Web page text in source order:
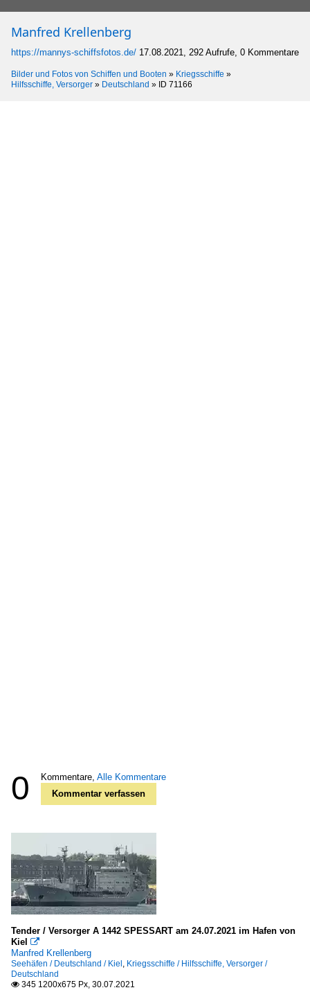
Manfred Krellenberg
https://mannys-schiffsfotos.de/ 17.08.2021, 292 Aufrufe, 0 Kommentare
Bilder und Fotos von Schiffen und Booten » Kriegsschiffe »
Hilfsschiffe, Versorger » Deutschland » ID 71166
0 Kommentare, Alle Kommentare
Kommentar verfassen
Tender / Versorger A 1442 SPESSART am 24.07.2021 im Hafen von
Kiel

Manfred Krellenberg
Seehäfen / Deutschland / Kiel, Kriegsschiffe / Hilfsschiffe, Versorger /
Deutschland
 345 1200x675 Px, 30.07.2021